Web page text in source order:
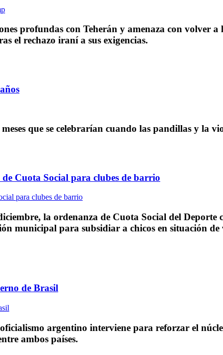
profundas con Teherán y amenaza con volver
el rechazo iraní a sus exigencias.
que se celebrarían cuando las pandillas y la
Cuota Social para clubes de barrio
la ordenanza de Cuota Social del Deporte
municipal para subsidiar a chicos en situación
de Brasil
argentino interviene para reforzar el
ambos países.